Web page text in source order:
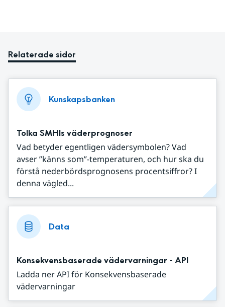
Relaterade sidor
Kunskapsbanken
Tolka SMHIs väderprognoser
Vad betyder egentligen vädersymbolen? Vad
avser ”känns som”-temperaturen, och hur ska du
förstå nederbördsprognosens procentsiffror? I
denna vägled...
Data
Konsekvensbaserade vädervarningar - API
Ladda ner API för Konsekvensbaserade
vädervarningar